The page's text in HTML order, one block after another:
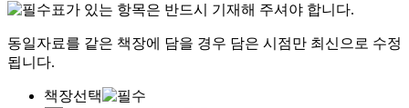
표가 있는 항목은 반드시 기재해 주셔야 합니다.
동일자료를 같은 책장에 담을 경우 담은 시점만 최신으로 수정
됩니다.
책장선택